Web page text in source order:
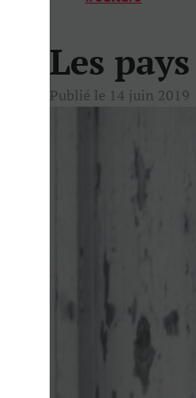
Les
Publié le 14 juin 2019